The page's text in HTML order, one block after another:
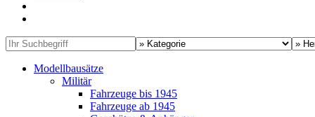
Modellbausätze
Militär
Fahrzeuge bis 1945
Fahrzeuge ab 1945